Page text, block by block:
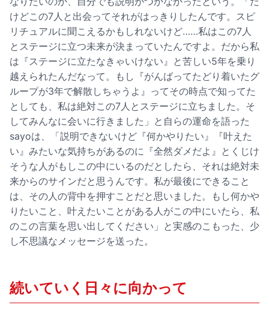
けどこの7人と出会ってそれがはっきりしたんです。スピ
リチュアルに聞こえるかもしれないけど……私はこの7人
とステージに立つ未来が決まっていたんですよ。だから私
は『ステージに立たなきゃいけない』と苦しい5年を乗り
越えられたんだなって。もし『がんばってたどり着いたグ
ループが3年で解散しちゃうよ』ってその時点で知ってた
としても、私は絶対この7人とステージに立ちました。そ
してみんなに会いに行きました」と自らの運命を語った
sayoは、「説明できないけど『何かやりたい』『叶えた
い』みたいな気持ちがあるのに『全然ダメだよ』とくじけ
そうな人がもしこの中にいるのだとしたら、それは絶対未
来からのサインだと思うんです。私が最後にできること
は、その人の背中を押すことだと思いました。もし何かや
りたいこと、叶えたいことがある人がこの中にいたら、私
のこの言葉を思い出してください」と実感のこもった、少
し不思議なメッセージを送った。
続いていく日々に向かって